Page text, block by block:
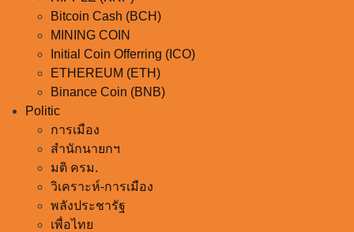
CRYPTO
BLOCKCHANCE
BITCOIN (BTC)
EXCHANGE
RIPPLE (XRP)
Bitcoin Cash (BCH)
MINING COIN
Initial Coin Offerring (ICO)
ETHEREUM (ETH)
Binance Coin (BNB)
Politic
การเมือง